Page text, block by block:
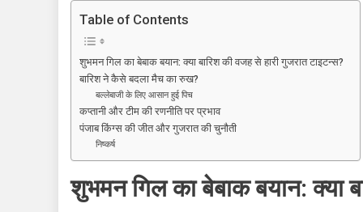
बयान:
से
हारी
गुजरात
Table of Contents
शुभमन गिल का बेबाक बयान: क्या बारिश की वजह से हारी गुजरात टाइटन्स?
बारिश ने कैसे बदला मैच का रुख?
बल्लेबाजी के लिए आसान हुई पिच
कप्तानी और टीम की रणनीति पर प्रभाव
पंजाब किंग्स की जीत और गुजरात की चुनौती
निष्कर्ष
शुभमन गिल का बेबाक बयान: क्या